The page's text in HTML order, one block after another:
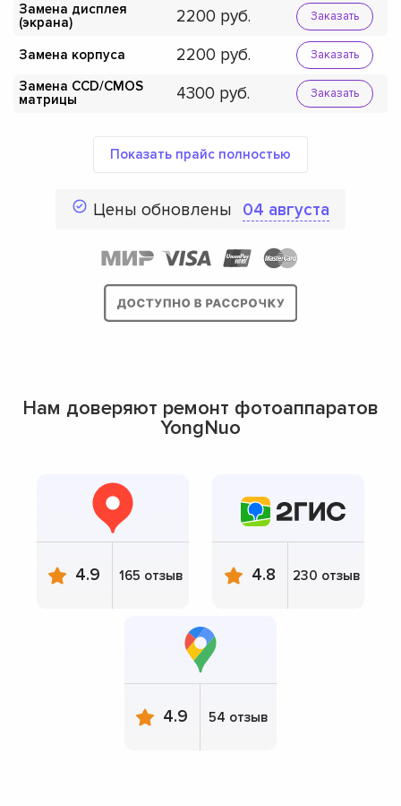
Замена дисплея
(экрана)
2200 Заказать
Замена корпуса 2200 Заказать
Замена CCD/CMOS
матрицы
4300 Заказать
Показать прайс полностью
Цены обновлены 04 августа
Нам доверяют ремонт фотоаппаратов
YongNuo
4.9 165 отзыв 4.8 230 отзыв
4.9 54 отзыв